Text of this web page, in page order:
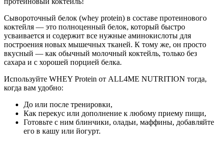
Сывороточный белок (whey protein) в составе протеинового
коктейля — это полноценный белок, который быстро
усваивается и содержит все нужные аминокислоты для
построения новых мышечных тканей. К тому же, он просто
вкусный — как обычный молочный коктейль, только без
сахара и с хорошей порцией белка.
Используйте WHEY Protein от ALL4ME NUTRITION тогда,
когда вам удобно:
До или после тренировки,
Как перекус или дополнение к любому приему пищи,
Готовьте с ним блинчики, оладьи, маффины, добавляйте
его в кашу или йогурт.